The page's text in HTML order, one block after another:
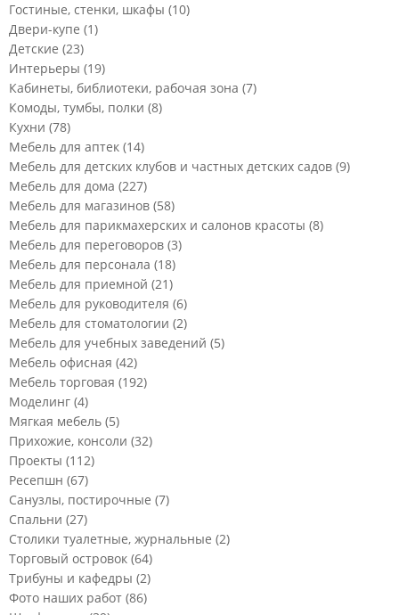
Гостиные, стенки, шкафы (10)
Двери-купе (1)
Детские (23)
Интерьеры (19)
Кабинеты, библиотеки, рабочая зона (7)
Комоды, тумбы, полки (8)
Кухни (78)
Мебель для аптек (14)
Мебель для детских клубов и частных детских садов (9)
Мебель для дома (227)
Мебель для магазинов (58)
Мебель для парикмахерских и салонов красоты (8)
Мебель для переговоров (3)
Мебель для персонала (18)
Мебель для приемной (21)
Мебель для руководителя (6)
Мебель для стоматологии (2)
Мебель для учебных заведений (5)
Мебель офисная (42)
Мебель торговая (192)
Моделинг (4)
Мягкая мебель (5)
Прихожие, консоли (32)
Проекты (112)
Ресепшн (67)
Санузлы, постирочные (7)
Спальни (27)
Столики туалетные, журнальные (2)
Торговый островок (64)
Трибуны и кафедры (2)
Фото наших работ (86)